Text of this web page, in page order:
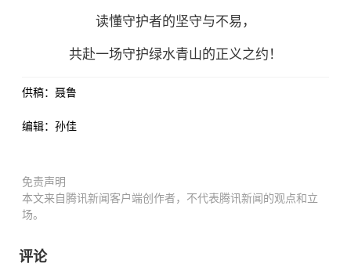
读懂守护者的坚守与不易，
共赴一场守护绿水青山的正义之约！
供稿：聂鲁
编辑：孙佳
免责声明
本文来自腾讯新闻客户端创作者，不代表腾讯新闻的观点和立
场。
评论